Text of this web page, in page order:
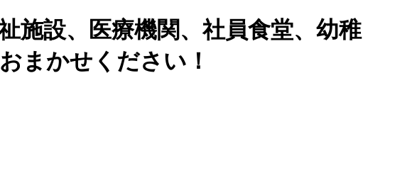
施設、医療機関、社員食堂、幼稚
まかせください！